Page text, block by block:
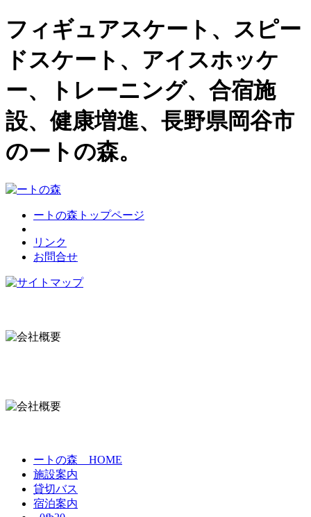
フィギュアスケート、スピー
ドスケート、アイスホッケ
ー、トレーニング、合宿施
設、健康増進、長野県岡谷市
のートの森。
ートの森トップページ
リンク
お問合せ
ートの森 HOME
施設案内
貸切バス
宿泊案内